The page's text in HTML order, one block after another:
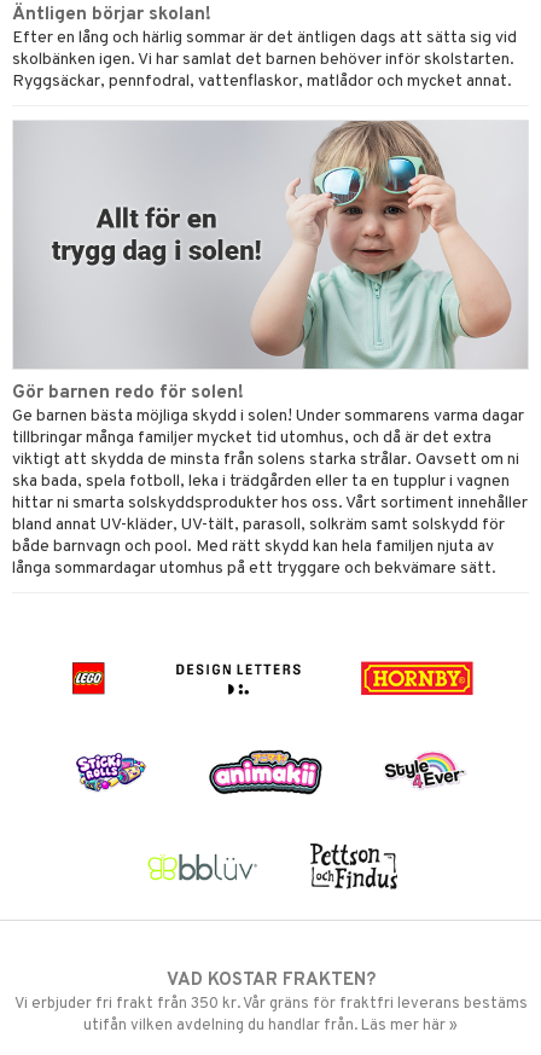
Äntligen börjar skolan!
Efter en lång och härlig sommar är det äntligen dags att sätta sig vid
skolbänken igen. Vi har samlat det barnen behöver inför skolstarten.
Ryggsäckar, pennfodral, vattenflaskor, matlådor och mycket annat.
Gör barnen redo för solen!
Ge barnen bästa möjliga skydd i solen! Under sommarens varma dagar
tillbringar många familjer mycket tid utomhus, och då är det extra
viktigt att skydda de minsta från solens starka strålar. Oavsett om ni
ska bada, spela fotboll, leka i trädgården eller ta en tupplur i vagnen
hittar ni smarta solskyddsprodukter hos oss. Vårt sortiment innehåller
bland annat UV-kläder, UV-tält, parasoll, solkräm samt solskydd för
både barnvagn och pool. Med rätt skydd kan hela familjen njuta av
långa sommardagar utomhus på ett tryggare och bekvämare sätt.
VAD KOSTAR FRAKTEN?
Vi erbjuder fri frakt från 350 kr. Vår gräns för fraktfri leverans bestäms
utifån vilken avdelning du handlar från. Läs mer här »